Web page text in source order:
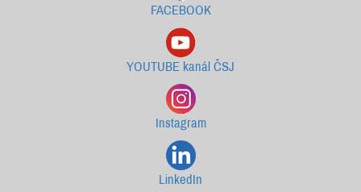
FACEBOOK
YOUTUBE kanál ČSJ
Instagram
LinkedIn